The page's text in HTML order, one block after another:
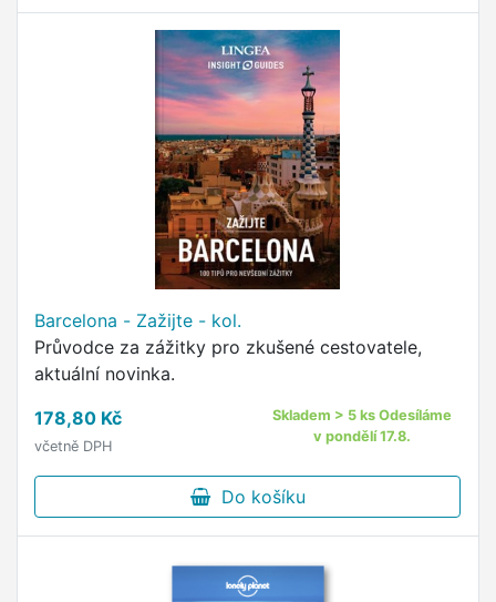
Barcelona - Zažijte - kol.
Průvodce za zážitky pro zkušené cestovatele,
aktuální novinka.
178,80 Kč
včetně DPH
Skladem > 5 ks Odesíláme
v pondělí 17.8.
Do košíku